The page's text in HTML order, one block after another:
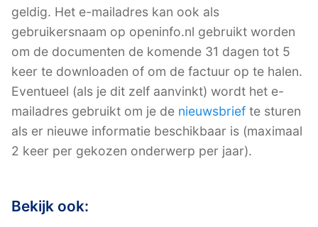
geldig. Het e-mailadres kan ook als
gebruikersnaam op openinfo.nl gebruikt worden
om de documenten de komende 31 dagen tot 5
keer te downloaden of om de factuur op te halen.
Eventueel (als je dit zelf aanvinkt) wordt het e-
mailadres gebruikt om je de nieuwsbrief te sturen
als er nieuwe informatie beschikbaar is (maximaal
2 keer per gekozen onderwerp per jaar).
Bekijk ook: